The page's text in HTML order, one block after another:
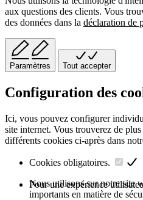
aux questions des clients. Vous
des données dans la déclaration de
Paramètres Tout accepter
Configuration des
Ici, vous pouvez configurer
site internet. Vous trouverez de
différents cookies ci-après dans
Cookies obligatoires.
Nous utilisons sur notre site
importants en matière de
Pour une expérience